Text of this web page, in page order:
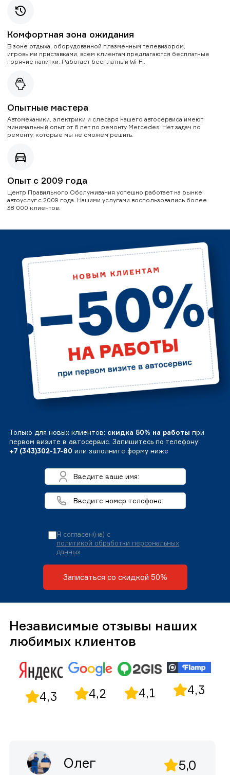
Комфортная зона ожидания
В зоне отдыха, оборудованной плазменным телевизором,
игровыми приставками, всем клиентам предлагаются бесплатные
горячие напитки. Работает бесплатный Wi-Fi.
Опытные мастера
Автомеханики, электрики и слесаря нашего автосервиса имеют
минимальный опыт от 6 лет по ремонту Mercedes. Нет задач по
ремонту, которые мы не сможем решить.
Опыт с 2009 года
Центр Правильного Обслуживания успешно работает на рынке
автоуслуг с 2009 года. Нашими услугами воспользовались более
38 000 клиентов.
Только для новых клиентов: скидка 50% на работы при
первом визите в автосервис. Запишитесь по телефону:
+7 (343)302-17-80 или заполните форму ниже
Я согласен(на) с
политикой обработки персональных
данных
Записаться со скидкой 50%
Независимые отзывы наших
любимых клиентов
4,3 4,2 4,1 4,3
Олег 5,0